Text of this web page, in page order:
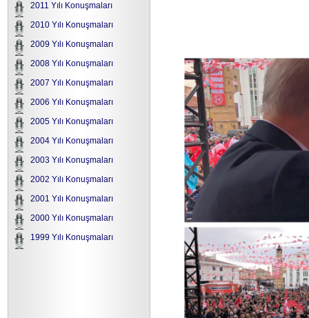
2011 Yılı Konuşmaları
2010 Yılı Konuşmaları
2009 Yılı Konuşmaları
2008 Yılı Konuşmaları
2007 Yılı Konuşmaları
2006 Yılı Konuşmaları
2005 Yılı Konuşmaları
2004 Yılı Konuşmaları
2003 Yılı Konuşmaları
2002 Yılı Konuşmaları
2001 Yılı Konuşmaları
2000 Yılı Konuşmaları
1999 Yılı Konuşmaları